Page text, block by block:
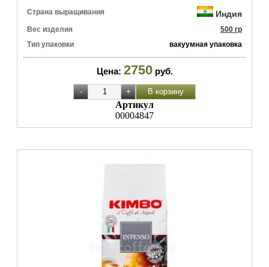
Страна выращивания Индия
Вес изделия
500 гр
Тип упаковки
вакуумная упаковка
Цена: 2750 руб.
Артикул
00004847